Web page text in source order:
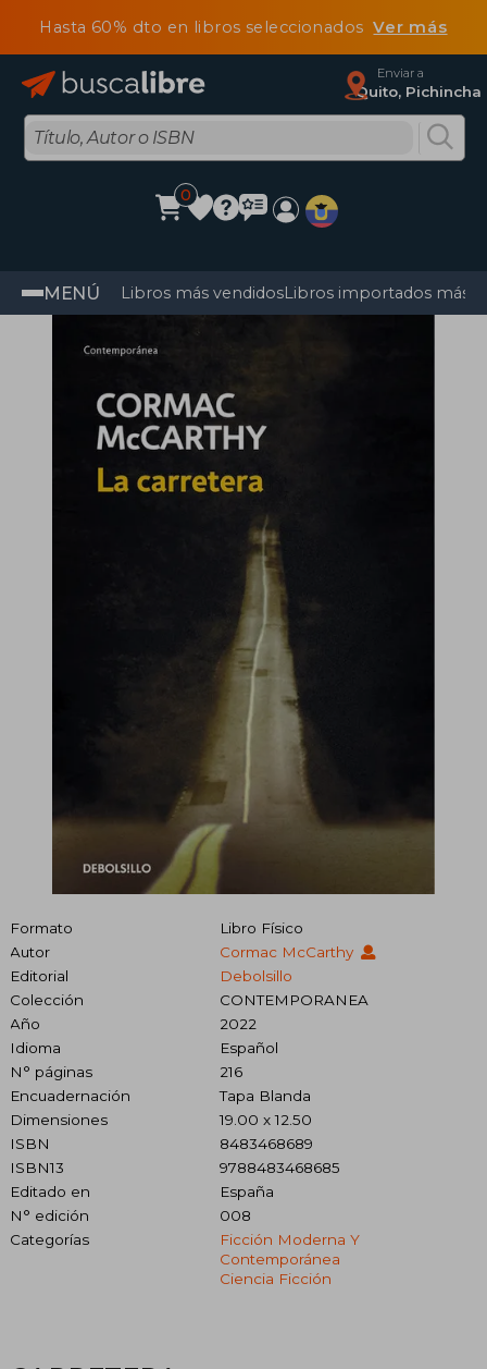
Hasta 60% dto en libros seleccionadosVer más
Enviar a
Quito, Pichincha
0
MENÚ Libros más vendidosLibros importados más
Formato
Libro Físico
Autor
Cormac McCarthy
Editorial
Debolsillo
Colección
CONTEMPORANEA
Año
2022
Idioma
Español
N° páginas
216
Encuadernación
Tapa Blanda
Dimensiones
19.00 x 12.50
ISBN
8483468689
ISBN13
9788483468685
Editado en
España
N° edición
008
Categorías
Ficción Moderna Y
Contemporánea
Ciencia Ficción